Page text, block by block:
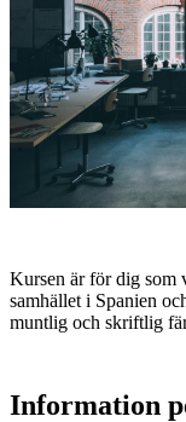
Kursen är för dig som
samhället i Spanien
muntlig och skriftlig
Information